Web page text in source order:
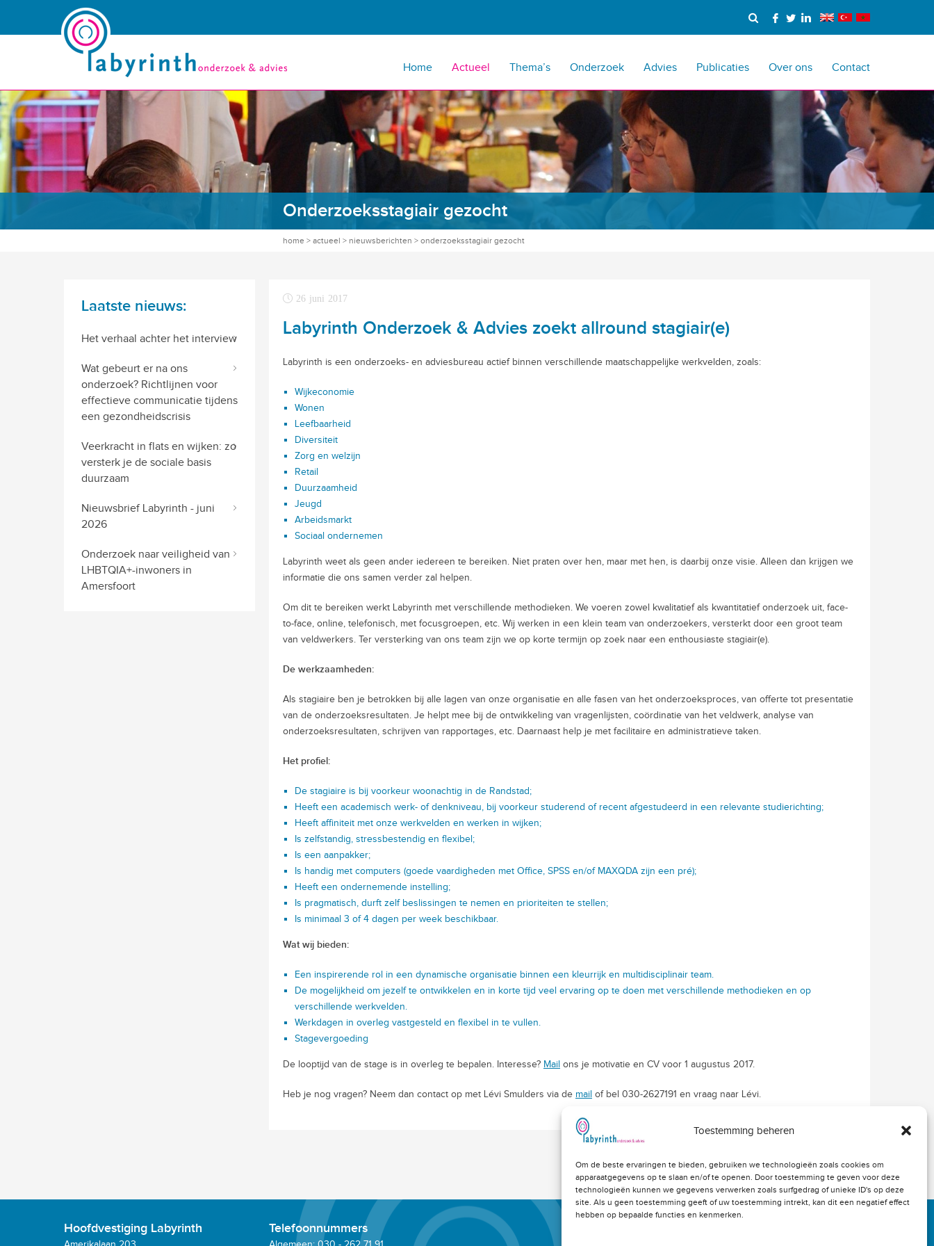
Toestemming beheren
Om de beste ervaringen te bieden, gebruiken we technologieën zoals cookies om
apparaatgegevens op te slaan en/of te openen. Door toestemming te geven voor deze
technologieën kunnen we gegevens verwerken zoals surfgedrag of unieke ID's op deze
site. Als u geen toestemming geeft of uw toestemming intrekt, kan dit een negatief effect
hebben op bepaalde functies en kenmerken.
Home Actueel Thema’s Onderzoek Advies Publicaties Over ons Contact
Onderzoeksstagiair gezocht
home > actueel > nieuwsberichten > onderzoeksstagiair gezocht
Laatste nieuws:
Het verhaal achter het interview
Wat gebeurt er na ons
onderzoek? Richtlijnen voor
effectieve communicatie tijdens
een gezondheidscrisis
Veerkracht in flats en wijken: zo
versterk je de sociale basis
duurzaam
Nieuwsbrief Labyrinth - juni
2026
Onderzoek naar veiligheid van
LHBTQIA+-inwoners in
Amersfoort
26 juni 2017
Labyrinth Onderzoek & Advies zoekt allround stagiair(e)
Labyrinth is een onderzoeks- en adviesbureau actief binnen verschillende maatschappelijke werkvelden, zoals:
Wijkeconomie
Wonen
Leefbaarheid
Diversiteit
Zorg en welzijn
Retail
Duurzaamheid
Jeugd
Arbeidsmarkt
Sociaal ondernemen
Labyrinth weet als geen ander iedereen te bereiken. Niet praten over hen, maar met hen, is daarbij onze visie. Alleen dan krijgen we
informatie die ons samen verder zal helpen.
Om dit te bereiken werkt Labyrinth met verschillende methodieken. We voeren zowel kwalitatief als kwantitatief onderzoek uit, face-
to-face, online, telefonisch, met focusgroepen, etc. Wij werken in een klein team van onderzoekers, versterkt door een groot team
van veldwerkers. Ter versterking van ons team zijn we op korte termijn op zoek naar een enthousiaste stagiair(e).
De werkzaamheden:
Als stagiaire ben je betrokken bij alle lagen van onze organisatie en alle fasen van het onderzoeksproces, van offerte tot presentatie
van de onderzoeksresultaten. Je helpt mee bij de ontwikkeling van vragenlijsten, coördinatie van het veldwerk, analyse van
onderzoeksresultaten, schrijven van rapportages, etc. Daarnaast help je met facilitaire en administratieve taken.
Het profiel:
De stagiaire is bij voorkeur woonachtig in de Randstad;
Heeft een academisch werk- of denkniveau, bij voorkeur studerend of recent afgestudeerd in een relevante studierichting;
Heeft affiniteit met onze werkvelden en werken in wijken;
Is zelfstandig, stressbestendig en flexibel;
Is een aanpakker;
Is handig met computers (goede vaardigheden met Office, SPSS en/of MAXQDA zijn een pré);
Heeft een ondernemende instelling;
Is pragmatisch, durft zelf beslissingen te nemen en prioriteiten te stellen;
Is minimaal 3 of 4 dagen per week beschikbaar.
Wat wij bieden:
Een inspirerende rol in een dynamische organisatie binnen een kleurrijk en multidisciplinair team.
De mogelijkheid om jezelf te ontwikkelen en in korte tijd veel ervaring op te doen met verschillende methodieken en op
verschillende werkvelden.
Werkdagen in overleg vastgesteld en flexibel in te vullen.
Stagevergoeding
De looptijd van de stage is in overleg te bepalen. Interesse? Mail ons je motivatie en CV voor 1 augustus 2017.
Heb je nog vragen? Neem dan contact op met Lévi Smulders via de mail of bel 030-2627191 en vraag naar Lévi.
Hoofdvestiging Labyrinth Telefoonnummers